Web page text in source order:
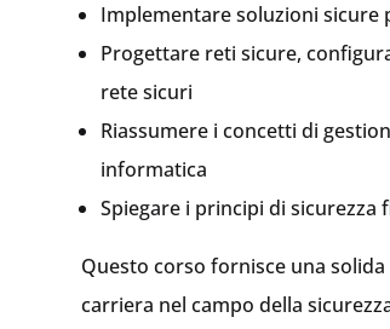
Implementare soluzioni sicure
Progettare reti sicure,
rete sicuri
Riassumere i concetti di
informatica
Spiegare i principi di sicurezza
Questo corso fornisce una
carriera nel campo della